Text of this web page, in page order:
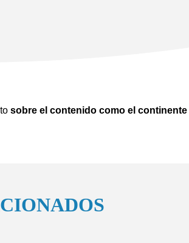
sobre el contenido como el continente